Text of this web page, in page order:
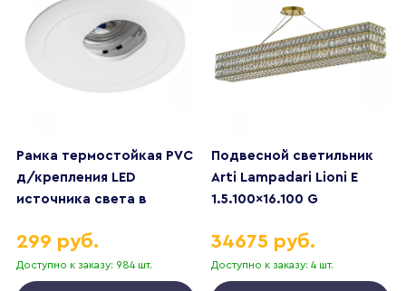
Рамка термостойкая PVC
д/крепления LED
источника света в
Anello Lightstar 012216
Доступно к заказу: 984 шт.
299 руб.
Подвесной светильник
Arti Lampadari Lioni E
1.5.100x16.100 G
Доступно к заказу: 4 шт.
34675 руб.